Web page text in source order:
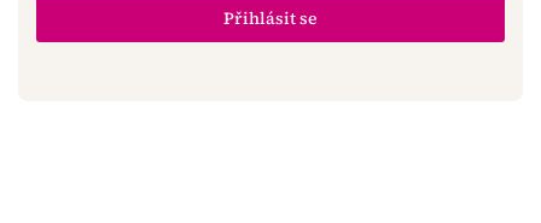
Přihlásit se